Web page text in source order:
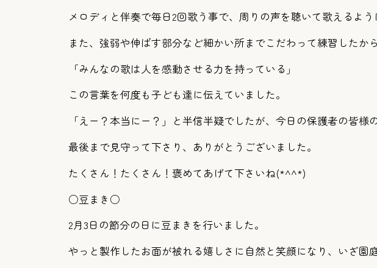
メロディと伴奏で毎日2回歌う事で、周りの声を聴いて歌えるよう
また、強弱や伸ばす部分など細かい所までこだわって練習したか
「みんなの歌は人を感動させる力を持っている」
この言葉を何度も子ども達に伝えていました。
「えー？本当にー？」と半信半疑でしたが、今日の保護者の皆様
最後まで見守って下さり、ありがとうございました。
たくさん！たくさん！褒めてあげて下さいね(*^^*)
○豆まき○
2月3日の節分の日に豆まきを行いました。
やっと製作したお面が被れる嬉しさに自然と笑顔になり、いざ園